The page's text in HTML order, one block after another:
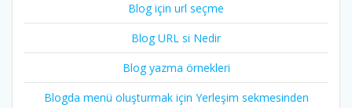
Blog için url seçme
Blog URL si Nedir
Blog yazma örnekleri
Blogda menü oluşturmak için Yerleşim sekmesinden